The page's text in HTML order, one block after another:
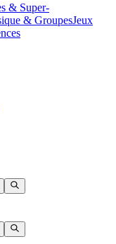
& Super-
& GroupesJeux